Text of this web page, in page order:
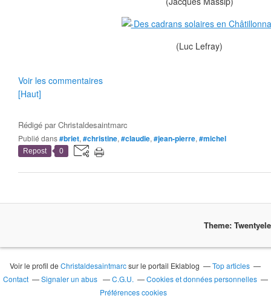
(Luc Lefray)
Voir les commentaires
[Haut]
Rédigé parChristaldesaintmarc
Publié dans#briet, #christine, #claudie, #jean-pierre, #michel
Repost 0
Theme:
Voir le profil deChristaldesaintmarcsur le portail Eklablog
Top articles
Contact
Signaler un abus C.G.U.
Cookies et données personnelles
Préférences cookies